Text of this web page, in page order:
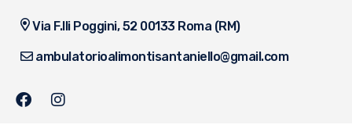
Via F.lli Poggini, 52 00133 Roma (RM)
ambulatorioalimontisantaniello@gmail.com